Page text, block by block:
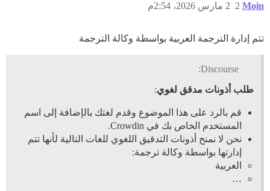
Moin 2 مارس 2026، 2:54م 2
تتم إدارة الترجمة العربية بواسطة وكالة الترجمة
Discourse:
طلب أذونات مدقق لغوي:
قم بالرد على هذا الموضوع وقدم لغتك بالإضافة إلى اسم
المستخدم الخاص بك في Crowdin.
نحن لا نمنح أذونات التدقيق اللغوي للغات التالية لأنها تتم
إدارتها بواسطة وكالة ترجمة:
العربية
…